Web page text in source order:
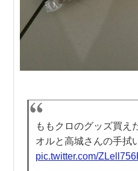
ももクロのグッズ買え
オルと高城さんの手拭
pic.twitter.com/